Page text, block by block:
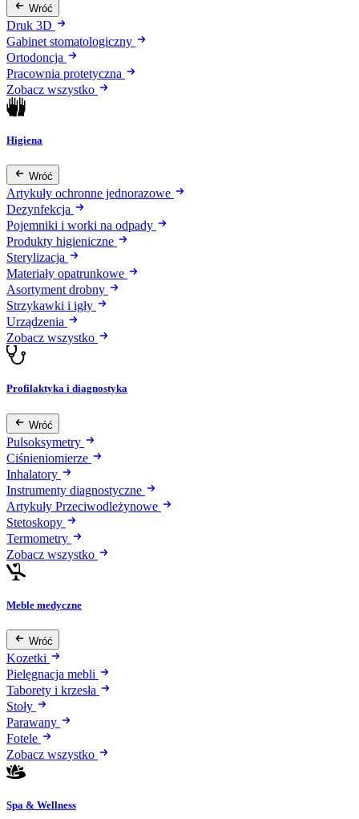
Wróć
Druk 3D
Gabinet stomatologiczny
Ortodoncja
Pracownia protetyczna
Zobacz wszystko
Higiena
Wróć
Artykuły ochronne jednorazowe
Dezynfekcja
Pojemniki i worki na odpady
Produkty higieniczne
Sterylizacja
Materiały opatrunkowe
Asortyment drobny
Strzykawki i igły
Urządzenia
Zobacz wszystko
Profilaktyka i diagnostyka
Wróć
Pulsoksymetry
Ciśnieniomierze
Inhalatory
Instrumenty diagnostyczne
Artykuły Przeciwodleżynowe
Stetoskopy
Termometry
Zobacz wszystko
Meble medyczne
Wróć
Kozetki
Pielęgnacja mebli
Taborety i krzesła
Stoły
Parawany
Fotele
Zobacz wszystko
Spa & Wellness